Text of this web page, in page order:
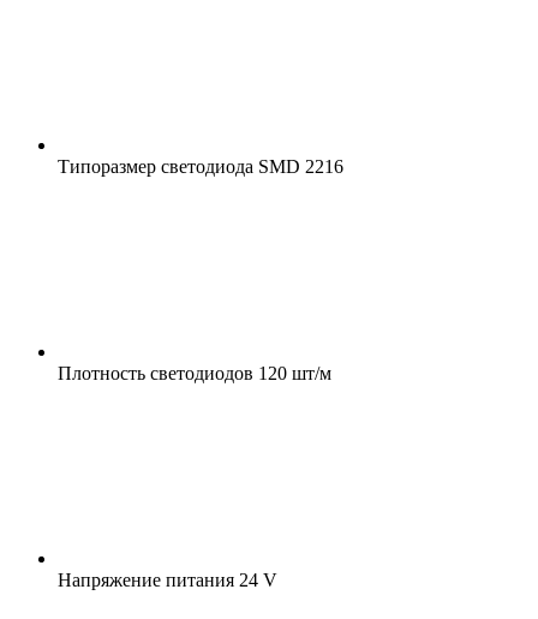
Типоразмер светодиода SMD 2216
Плотность светодиодов 120 шт/м
Напряжение питания 24 V